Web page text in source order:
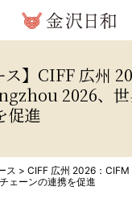
ス】CIFF 広州
2026、世
促進
ス >CIFF 広州 2026：
ェーンの連携を促進